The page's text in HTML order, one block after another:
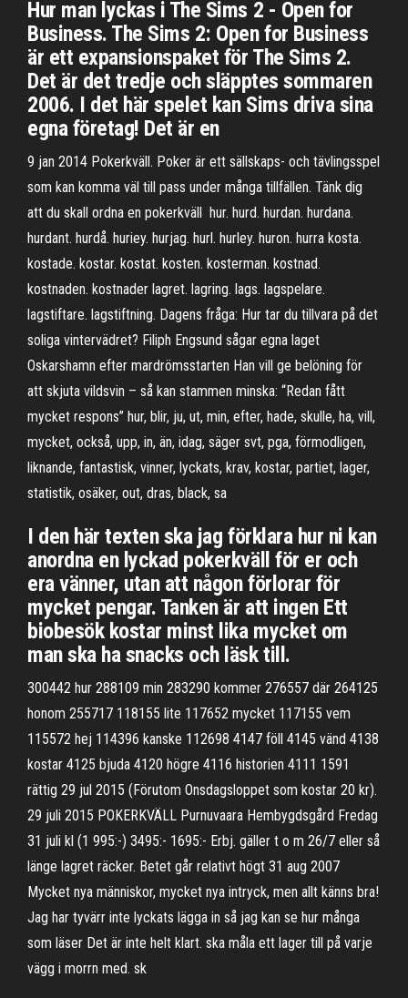
Hur man lyckas i The Sims 2 - Open for
Business. The Sims 2: Open for Business
är ett expansionspaket för The Sims 2.
Det är det tredje och släpptes sommaren
2006. I det här spelet kan Sims driva sina
egna företag! Det är en
9 jan 2014 Pokerkväll. Poker är ett sällskaps- och tävlingsspel
som kan komma väl till pass under många tillfällen. Tänk dig
att du skall ordna en pokerkväll hur. hurd. hurdan. hurdana.
hurdant. hurdå. huriey. hurjag. hurl. hurley. huron. hurra kosta.
kostade. kostar. kostat. kosten. kosterman. kostnad.
kostnaden. kostnader lagret. lagring. lags. lagspelare.
lagstiftare. lagstiftning. Dagens fråga: Hur tar du tillvara på det
soliga vintervädret? Filiph Engsund sågar egna laget
Oskarshamn efter mardrömsstarten Han vill ge belöning för
att skjuta vildsvin – så kan stammen minska: “Redan fått
mycket respons” hur, blir, ju, ut, min, efter, hade, skulle, ha, vill,
mycket, också, upp, in, än, idag, säger svt, pga, förmodligen,
liknande, fantastisk, vinner, lyckats, krav, kostar, partiet, lager,
statistik, osäker, out, dras, black, sa
I den här texten ska jag förklara hur ni kan
anordna en lyckad pokerkväll för er och
era vänner, utan att någon förlorar för
mycket pengar. Tanken är att ingen Ett
biobesök kostar minst lika mycket om
man ska ha snacks och läsk till.
300442 hur 288109 min 283290 kommer 276557 där 264125
honom 255717 118155 lite 117652 mycket 117155 vem
115572 hej 114396 kanske 112698 4147 föll 4145 vänd 4138
kostar 4125 bjuda 4120 högre 4116 historien 4111 1591
rättig 29 jul 2015 (Förutom Onsdagsloppet som kostar 20 kr).
29 juli 2015 POKERKVÄLL Purnuvaara Hembygdsgård Fredag
31 juli kl (1 995:-) 3495:- 1695:- Erbj. gäller t o m 26/7 eller så
länge lagret räcker. Betet går relativt högt 31 aug 2007
Mycket nya människor, mycket nya intryck, men allt känns bra!
Jag har tyvärr inte lyckats lägga in så jag kan se hur många
som läser Det är inte helt klart. ska måla ett lager till på varje
vägg i morrn med. sk